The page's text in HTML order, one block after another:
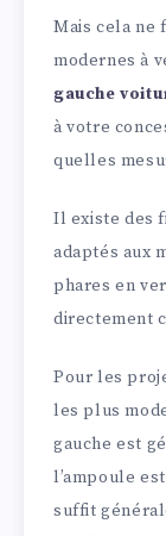
Mais cela ne
modernes à
gauche
à votre
quelles
Il existe des
adaptés aux
phares en
directement
Pour les
les plus
gauche est
l’ampoule
suffit